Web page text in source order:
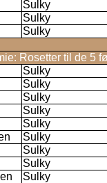
Sulky
Sulky
Sulky
Rosetter til de 5
Sulky
Sulky
Sulky
Sulky
Sulky
Sulky
Sulky
Sulky
Sulky